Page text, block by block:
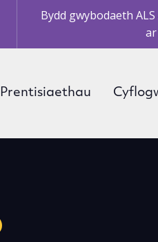
Bydd gwybodaeth
Prentisiaethau